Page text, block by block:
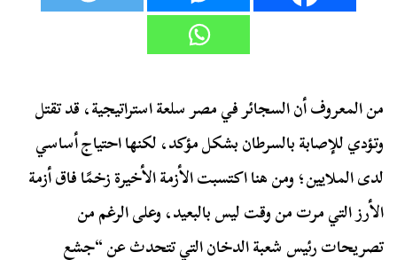
من المعروف أن السجائر في مصر سلعة استراتيجية، قد تقتل
وتؤدي للإصابة بالسرطان بشكل مؤكد، لكنها احتياج أساسي
لدى الملايين؛ ومن هنا اكتسبت الأزمة الأخيرة زخمًا فاق أزمة
الأرز التي مرت من وقت ليس بالبعيد، وعلى الرغم من
تصريحات رئيس شعبة الدخان التي تتحدث عن “جشع